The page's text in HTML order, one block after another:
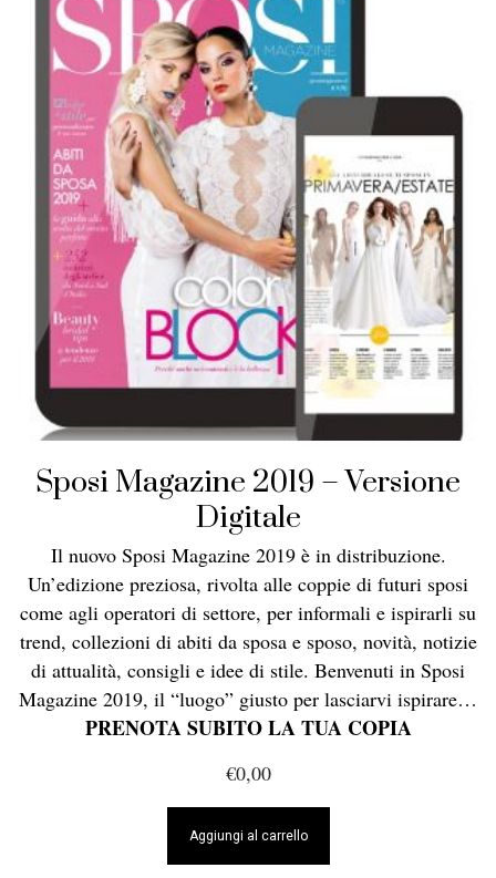
Sposi Magazine 2019 – Versione
Digitale
Il nuovo Sposi Magazine 2019 è in distribuzione.
Un’edizione preziosa, rivolta alle coppie di futuri sposi
come agli operatori di settore, per informali e ispirarli su
trend, collezioni di abiti da sposa e sposo, novità, notizie
di attualità, consigli e idee di stile. Benvenuti in Sposi
Magazine 2019, il “luogo” giusto per lasciarvi ispirare…
PRENOTA SUBITO LA TUA COPIA
€0,00
Aggiungi al carrello